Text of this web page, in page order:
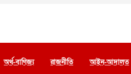
অর্থ-বাণিজ্য রাজনীতি আইন-আদালত